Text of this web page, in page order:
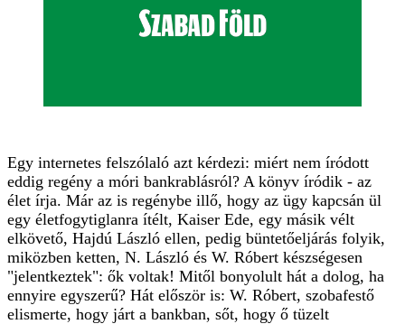
Egy internetes felszólaló azt kérdezi: miért nem íródott
eddig regény a móri bankrablásról? A könyv íródik - az
élet írja. Már az is regénybe illő, hogy az ügy kapcsán ül
egy életfogytiglanra ítélt, Kaiser Ede, egy másik vélt
elkövető, Hajdú László ellen, pedig büntetőeljárás folyik,
miközben ketten, N. László és W. Róbert készségesen
"jelentkeztek": ők voltak! Mitől bonyolult hát a dolog, ha
ennyire egyszerű? Hát először is: W. Róbert, szobafestő
elismerte, hogy járt a bankban, sőt, hogy ő tüzelt